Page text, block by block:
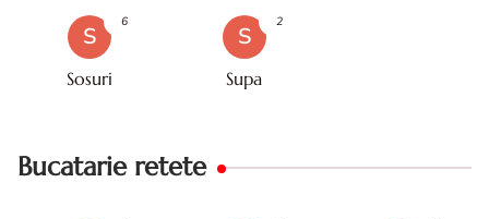
S
Sosuri
6
S
Supa
2
Bucatarie retete